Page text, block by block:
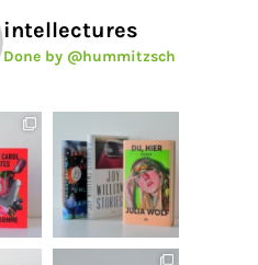
intellectures
Done by @hummitzsch